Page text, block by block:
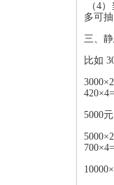
（4
多可抽
三、
比如
5000